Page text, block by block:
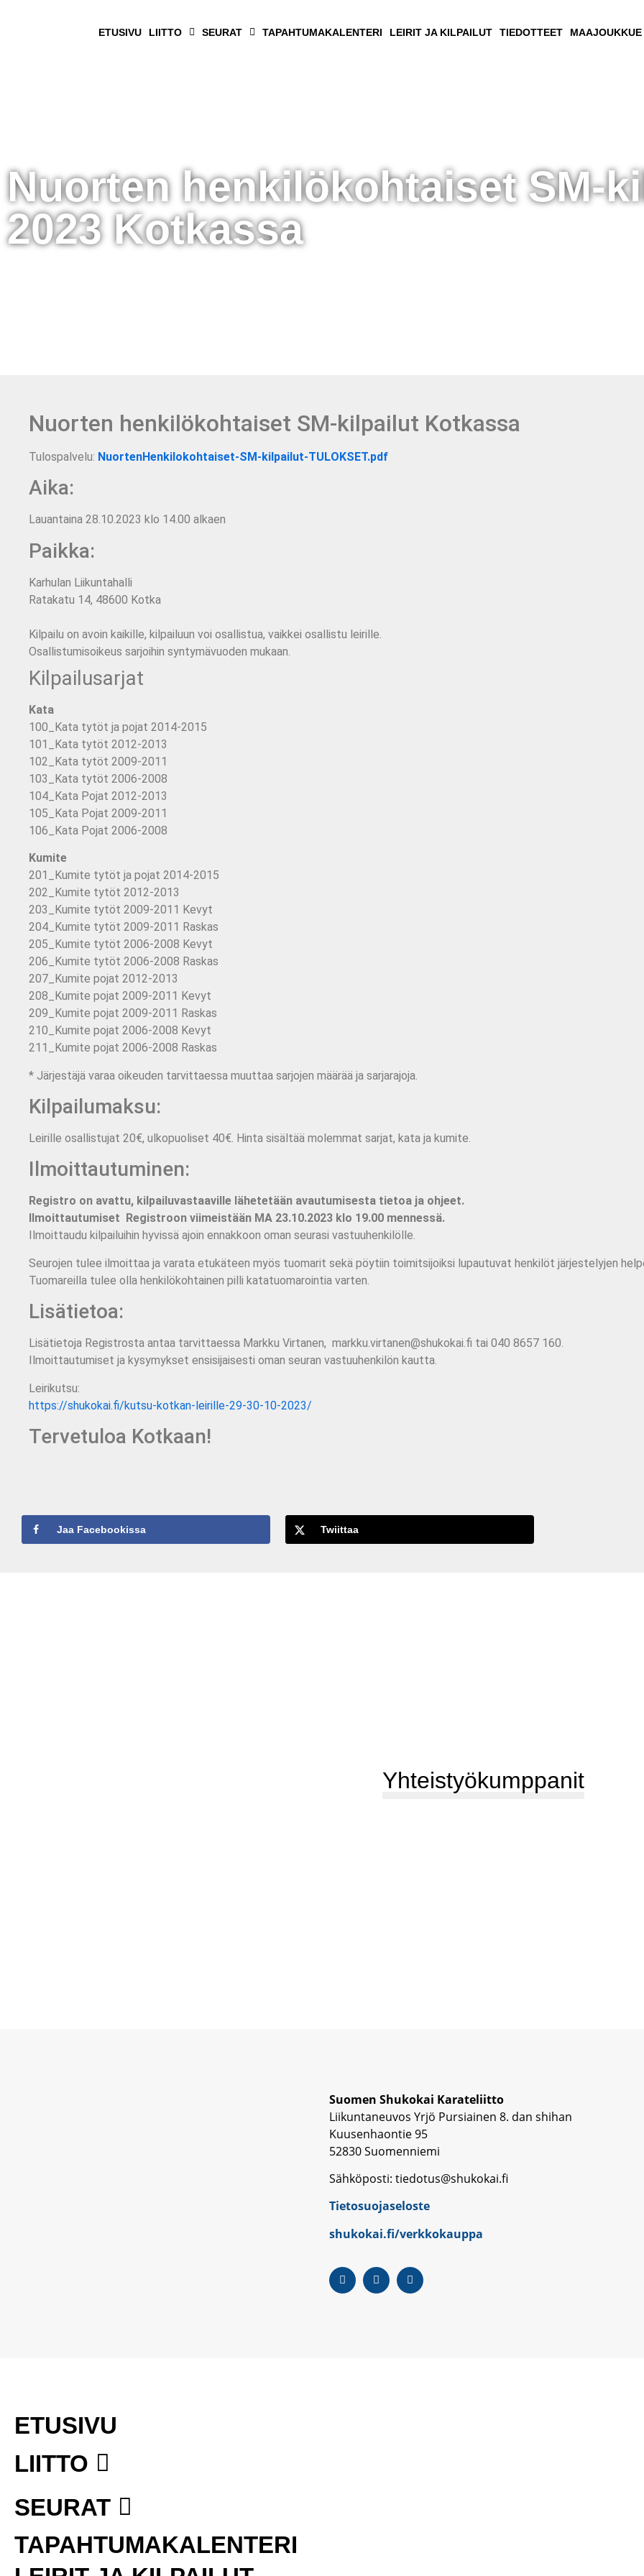
ETUSIVU LIITTO SEURAT TAPAHTUMAKALENTERI LEIRIT JA KILPAILUT TIEDOTTEET MAAJOUKKUE
Nuorten henkilökohtaiset SM-
2023 Kotkassa
Nuorten henkilökohtaiset SM-kilpailut Kotkassa
Tulospalvelu: NuortenHenkilokohtaiset-SM-kilpailut-TULOKSET.pdf
Aika:
Lauantaina 28.10.2023 klo 14.00 alkaen
Paikka:
Karhulan Liikuntahalli
Ratakatu 14, 48600 Kotka
Kilpailu on avoin kaikille, kilpailuun voi osallistua, vaikkei osallistu leirille.
Osallistumisoikeus sarjoihin syntymävuoden mukaan.
Kilpailusarjat
Kata
100_Kata tytöt ja pojat 2014-2015
101_Kata tytöt 2012-2013
102_Kata tytöt 2009-2011
103_Kata tytöt 2006-2008
104_Kata Pojat 2012-2013
105_Kata Pojat 2009-2011
106_Kata Pojat 2006-2008
Kumite
201_Kumite tytöt ja pojat 2014-2015
202_Kumite tytöt 2012-2013
203_Kumite tytöt 2009-2011 Kevyt
204_Kumite tytöt 2009-2011 Raskas
205_Kumite tytöt 2006-2008 Kevyt
206_Kumite tytöt 2006-2008 Raskas
207_Kumite pojat 2012-2013
208_Kumite pojat 2009-2011 Kevyt
209_Kumite pojat 2009-2011 Raskas
210_Kumite pojat 2006-2008 Kevyt
211_Kumite pojat 2006-2008 Raskas
* Järjestäjä varaa oikeuden tarvittaessa muuttaa sarjojen määrää ja sarjarajoja.
Kilpailumaksu:
Leirille osallistujat 20€, ulkopuoliset 40€. Hinta sisältää molemmat sarjat, kata ja kumite.
Ilmoittautuminen:
Registro on avattu, kilpailuvastaaville lähetetään avautumisesta tietoa ja ohjeet.
Ilmoittautumiset Registroon viimeistään MA 23.10.2023 klo 19.00 mennessä.
Ilmoittaudu kilpailuihin hyvissä ajoin ennakkoon oman seurasi vastuuhenkilölle.
Seurojen tulee ilmoittaa ja varata etukäteen myös tuomarit sekä pöytiin toimitsijoiksi lupautuvat henkilöt järjestelyjen
Tuomareilla tulee olla henkilökohtainen pilli katatuomarointia varten.
Lisätietoa:
Lisätietoja Registrosta antaa tarvittaessa Markku Virtanen, markku.virtanen@shukokai.fi tai 040 8657 160.
Ilmoittautumiset ja kysymykset ensisijaisesti oman seuran vastuuhenkilön kautta.
Leirikutsu:
https://shukokai.fi/kutsu-kotkan-leirille-29-30-10-2023/
Tervetuloa Kotkaan!
Jaa Facebookissa Twiittaa
Yhteistyökumppanit
Suomen Shukokai Karateliitto
Liikuntaneuvos Yrjö Pursiainen 8. dan shihan
Kuusenhaontie 95
52830 Suomenniemi
Sähköposti: tiedotus@shukokai.fi
Tietosuojaseloste
shukokai.fi/verkkokauppa
ETUSIVU
LIITTO
SEURAT
TAPAHTUMAKALENTERI